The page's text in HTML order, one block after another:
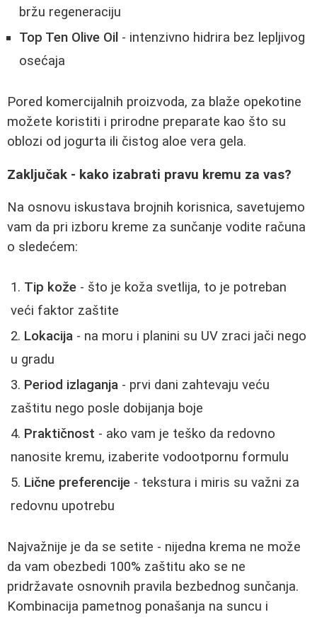
bržu regeneraciju
Top Ten Olive Oil - intenzivno hidrira bez lepljivog
osećaja
Pored komercijalnih proizvoda, za blaže opekotine
možete koristiti i prirodne preparate kao što su
oblozi od jogurta ili čistog aloe vera gela.
Zaključak - kako izabrati pravu kremu za vas?
Na osnovu iskustava brojnih korisnica, savetujemo
vam da pri izboru kreme za sunčanje vodite računa
o sledećem:
Tip kože - što je koža svetlija, to je potreban
veći faktor zaštite
Lokacija - na moru i planini su UV zraci jači nego
u gradu
Period izlaganja - prvi dani zahtevaju veću
zaštitu nego posle dobijanja boje
Praktičnost - ako vam je teško da redovno
nanosite kremu, izaberite vodootpornu formulu
Lične preferencije - tekstura i miris su važni za
redovnu upotrebu
Najvažnije je da se setite - nijedna krema ne može
da vam obezbedi 100% zaštitu ako se ne
pridržavate osnovnih pravila bezbednog sunčanja.
Kombinacija pametnog ponašanja na suncu i